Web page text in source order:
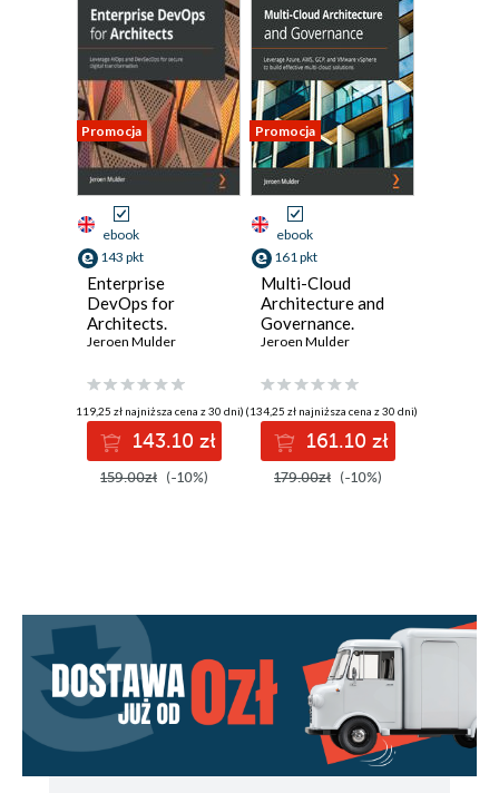
Promocja
ebook
143 pkt
Enterprise
DevOps for
Architects.
Leverage AIOps
for secure digital
transformation
Jeroen Mulder
(119,25 zł najniższa cena z 30 dni)
143.10 zł
159.00zł (-10%)
Promocja
ebook
161 pkt
Multi-Cloud
Architecture and
Governance.
Leverage Azure,
VMware vSphere
to build effective
multi-cloud
solutions
Jeroen Mulder
(134,25 zł najniższa cena z 30 dni)
161.10 zł
179.00zł (-10%)